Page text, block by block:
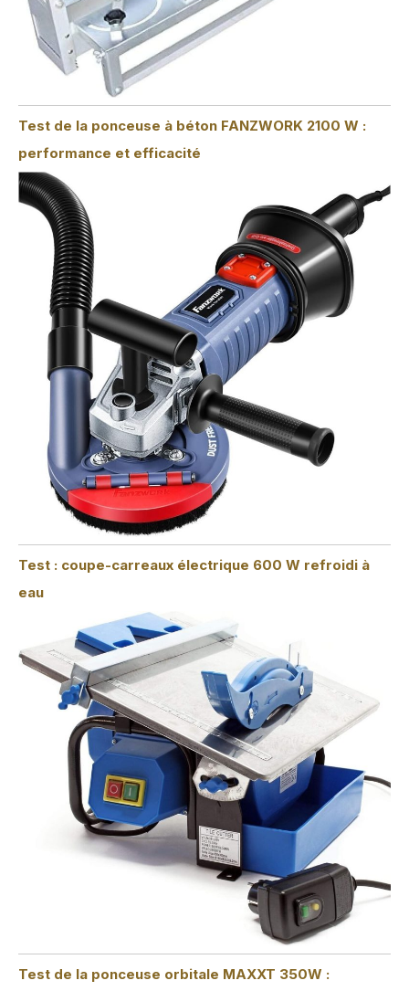
Test de la ponceuse à béton FANZWORK 2100 W :
performance et efficacité
Test : coupe-carreaux électrique 600 W refroidi à
eau
Test de la ponceuse orbitale MAXXT 350W :